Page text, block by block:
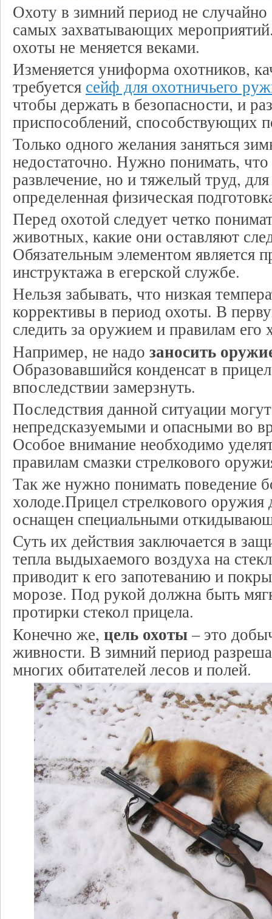
Охоту в зимний период не
самых захватывающих
охоты не меняется веками.
Изменяется униформа охотников,
требуется сейф для охотничьего
чтобы держать в безопасности, и
приспособлений, способствующих
Только одного желания заняться
недостаточно. Нужно понимать, что
развлечение, но и тяжелый труд,
определенная физическая
Перед охотой следует четко
животных, какие они оставляют
Обязательным элементом является
инструктажа в егерской службе.
Нельзя забывать, что низкая
коррективы в период охоты. В
следить за оружием и правилам его
Например, не надо заносить
Образовавшийся конденсат в
впоследствии замерзнуть.
Последствия данной ситуации
непредсказуемыми и опасными во
Особое внимание необходимо
правилам смазки стрелкового
Так же нужно понимать поведение
холоде.Прицел стрелкового
оснащен специальными
Суть их действия заключается в
тепла выдыхаемого воздуха на
приводит к его запотеванию и
морозе. Под рукой должна быть
протирки стекол прицела.
Конечно же, цель охоты– это
живности. В зимний период
многих обитателей лесов и полей.